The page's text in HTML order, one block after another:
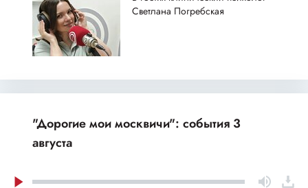
Светлана Погребская
"Дорогие мои москвичи": события 3
августа